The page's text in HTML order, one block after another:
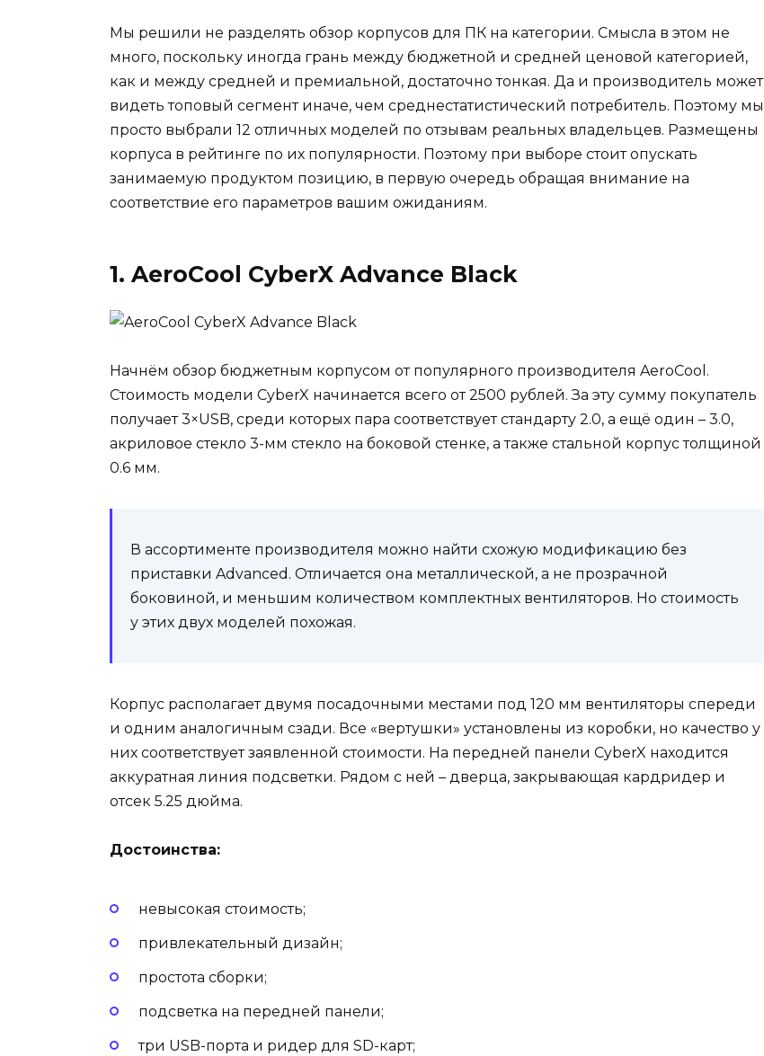
Мы решили не разделять обзор корпусов для ПК на категории. Смысла в этом не
много, поскольку иногда грань между бюджетной и средней ценовой категорией,
как и между средней и премиальной, достаточно тонкая. Да и производитель может
видеть топовый сегмент иначе, чем среднестатистический потребитель. Поэтому мы
просто выбрали 12 отличных моделей по отзывам реальных владельцев. Размещены
корпуса в рейтинге по их популярности. Поэтому при выборе стоит опускать
занимаемую продуктом позицию, в первую очередь обращая внимание на
соответствие его параметров вашим ожиданиям.
1. AeroCool CyberX Advance Black
Начнём обзор бюджетным корпусом от популярного производителя AeroCool.
Стоимость модели CyberX начинается всего от 2500 рублей. За эту сумму покупатель
получает 3×USB, среди которых пара соответствует стандарту 2.0, а ещё один – 3.0,
акриловое стекло 3-мм стекло на боковой стенке, а также стальной корпус толщиной
0.6 мм.
В ассортименте производителя можно найти схожую модификацию без
приставки Advanced. Отличается она металлической, а не прозрачной
боковиной, и меньшим количеством комплектных вентиляторов. Но стоимость
у этих двух моделей похожая.
Корпус располагает двумя посадочными местами под 120 мм вентиляторы спереди
и одним аналогичным сзади. Все «вертушки» установлены из коробки, но качество у
них соответствует заявленной стоимости. На передней панели CyberX находится
аккуратная линия подсветки. Рядом с ней – дверца, закрывающая кардридер и
отсек 5.25 дюйма.
Достоинства:
невысокая стоимость;
привлекательный дизайн;
простота сборки;
подсветка на передней панели;
три USB-порта и ридер для SD-карт;